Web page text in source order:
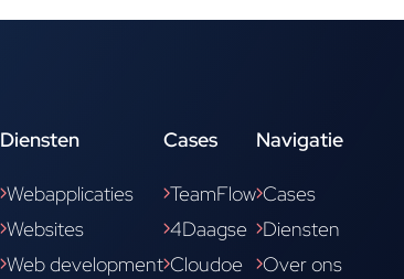
Diensten
Webapplicaties
Websites
Web development
Cases
TeamFlow
4Daagse
Cloudoe
Navigatie
Cases
Diensten
Over ons